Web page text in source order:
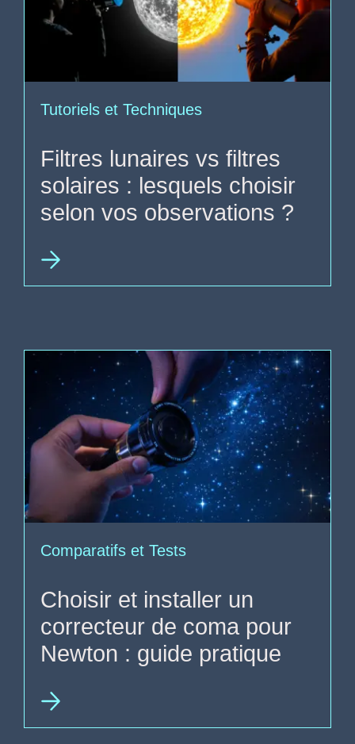
Tutoriels et Techniques
Filtres lunaires vs filtres
solaires : lesquels choisir
selon vos observations ?
Comparatifs et Tests
Choisir et installer un
correcteur de coma pour
Newton : guide pratique